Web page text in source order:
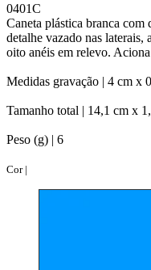
0401C
Caneta plástica branca
detalhe vazado nas
oito anéis em relevo.
Medidas gravação | 4 cm x
Tamanho total | 14,1 cm x
Peso (g) | 6
Cor |